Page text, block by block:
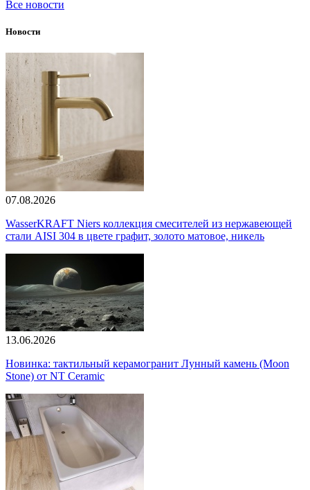
Все новости
Новости
07.08.2026
WasserKRAFT Niers коллекция смесителей из нержавеющей
стали AISI 304 в цвете графит, золото матовое, никель
13.06.2026
Новинка: тактильный керамогранит Лунный камень (Moon
Stone) от NT Ceramic